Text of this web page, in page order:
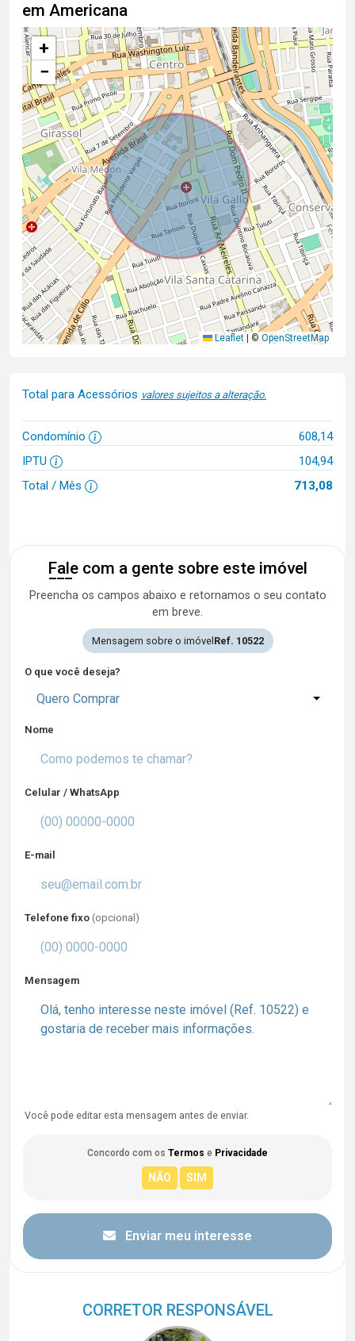
em Americana
+
−
Leaflet | © OpenStreetMap
Total para Acessórios valores sujeitos a alteração.
Condomínio
608,14
IPTU
104,94
Total / Mês
713,08
Fale com a gente sobre este imóvel
Preencha os campos abaixo e retornamos o seu contato
em breve.
Mensagem sobre o imóvel Ref. 10522
O que você deseja?
Quero Comprar
Nome
Celular / WhatsApp
E-mail
Telefone fixo (opcional)
Mensagem
Você pode editar esta mensagem antes de enviar.
Concordo com os Termos e Privacidade
Enviar meu interesse
CORRETOR RESPONSÁVEL